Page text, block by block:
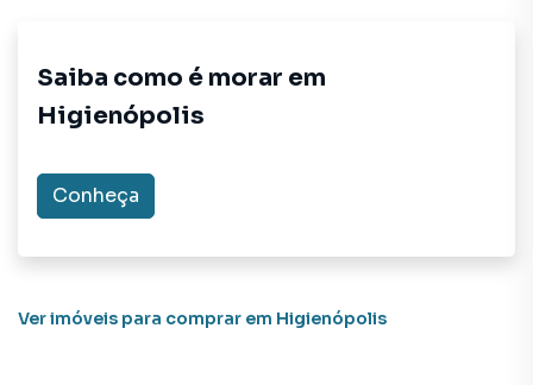
Isso porque temos uma equipe de marketing digital focada
aumenta muito o número de contatos interessados e
alugar seu imóvel mais rápido. Contamos também com um
time de programadores, corretores treinados e uma
proprietários e inquilinos.
Saiba como é morar em
Higienópolis
Conheça
Ver imóveis para comprar em Higienópolis